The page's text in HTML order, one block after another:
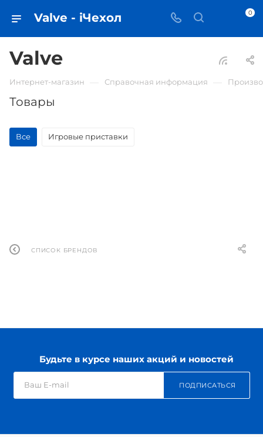
Valve - iЧехол 0
Valve
Интернет-магазин Справочная информация
Товары
Все Игровые приставки
СПИСОК БРЕНДОВ
Будьте в курсе наших акций и новостей
ПОДПИСАТЬСЯ